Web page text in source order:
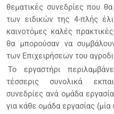
θεματικές συνεδρίες που
των ειδικών της 4-πλής
καινοτόμες καλές
θα μπορούσαν να
των Επιχειρήσεων του
Το εργαστήρι
τέσσερις συνολικά
συνεδρίες ανά ομάδα
για κάθε ομάδα εργασίας